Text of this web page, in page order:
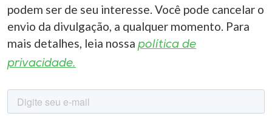
podem ser de seu interesse. Você pode cancelar o
envio da divulgação, a qualquer momento. Para
mais detalhes, leia nossa política de
privacidade.